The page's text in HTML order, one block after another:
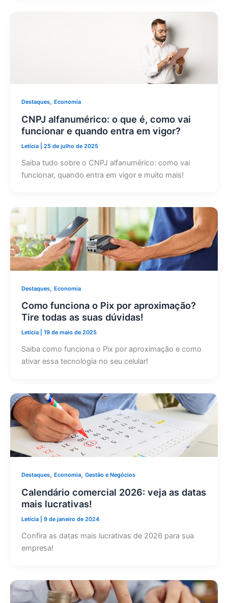
Destaques, Economia
CNPJ alfanumérico: o que é, como vai
funcionar e quando entra em vigor?
Letícia 25 de julho de 2025
Saiba tudo sobre o CNPJ alfanumérico: como vai
funcionar, quando entra em vigor e muito mais!
Destaques, Economia
Como funciona o Pix por aproximação?
Tire todas as suas dúvidas!
Letícia 19 de maio de 2025
Saiba como funciona o Pix por aproximação e como
ativar essa tecnologia no seu celular!
Destaques, Economia, Gestão e Negócios
Calendário comercial 2026: veja as datas
mais lucrativas!
Letícia 9 de janeiro de 2024
Confira as datas mais lucrativas de 2026 para sua
empresa!